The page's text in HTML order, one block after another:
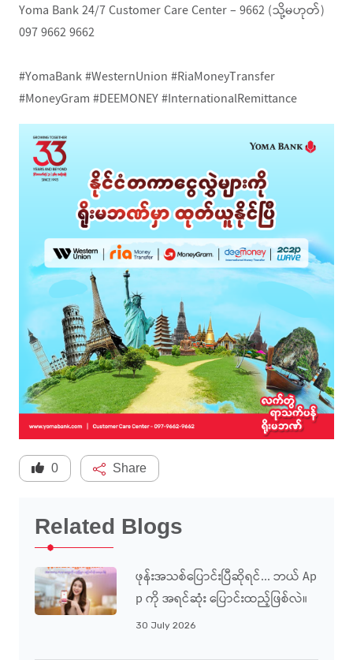
Yoma Bank 24/7 Customer Care Center – 9662 (သို့မဟုတ်)
097 9662 9662
#YomaBank #WesternUnion #RiaMoneyTransfer
#MoneyGram #DEEMONEY #InternationalRemittance
0 Share
Related Blogs
ဖုန်းအသစ်ပြောင်းပြီဆိုရင်... ဘယ် Ap
P ကို အရင်ဆုံး ပြောင်းထည့်ဖြစ်လဲ။
30 July 2026